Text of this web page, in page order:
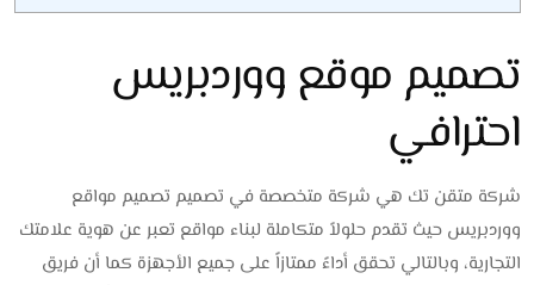
تصميم موقع ووردبريس
احترافي
شركة متقن تك هي شركة متخصصة في تصميم تصميم مواقع
ووردبريس حيث تقدم حلولاً متكاملة لبناء مواقع تعبر عن هوية علامتك
التجارية، وبالتالي تحقق أداءً ممتازاً على جميع الأجهزة كما أن فريق